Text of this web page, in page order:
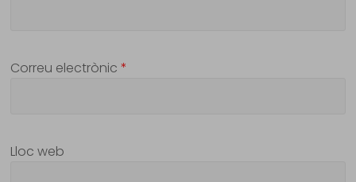
Correu electrònic*
Lloc web